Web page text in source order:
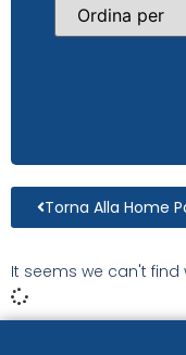
Torna Alla Home
It seems we can't